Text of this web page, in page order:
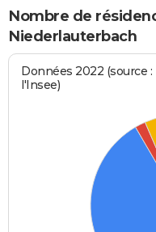
Nombre de
Niederlauterbach
Données 2022 (source
l'Insee)